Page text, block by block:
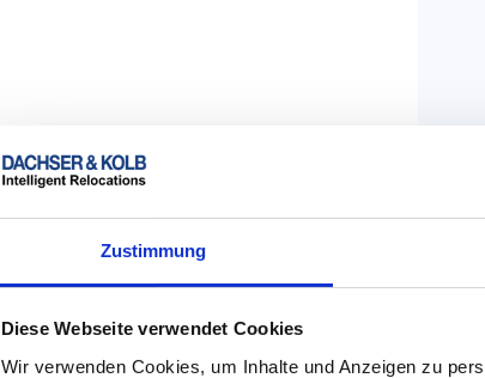
Zustimmung
Diese Webseite verwendet Cookies
Wir verwenden Cookies, um Inhalte und Anzeigen zu